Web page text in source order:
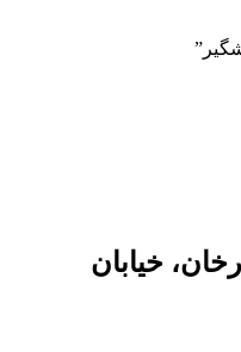
خیابان